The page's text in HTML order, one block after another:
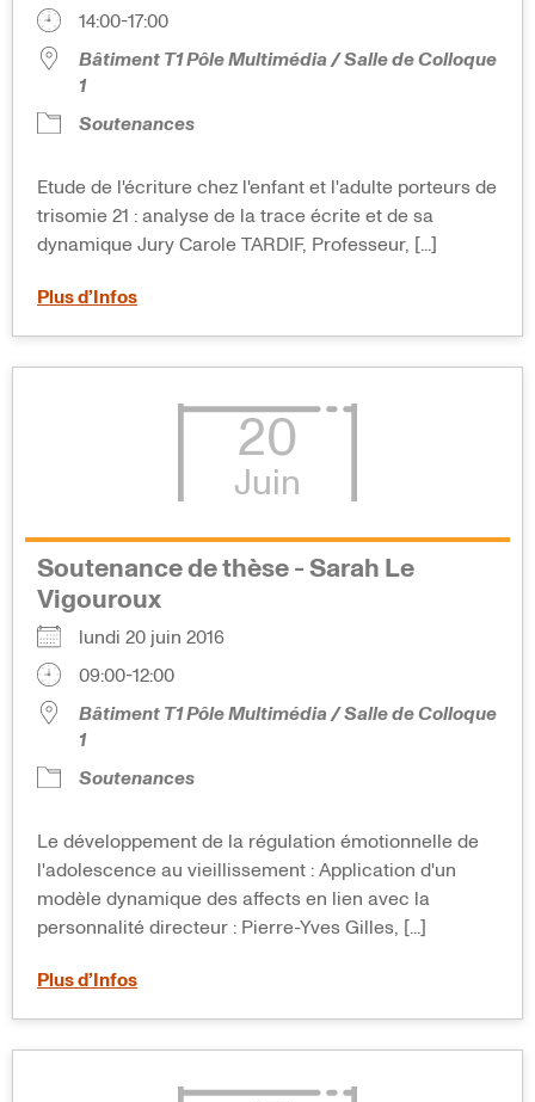
14:00-17:00
Bâtiment T1 Pôle Multimédia / Salle de Colloque
1
Soutenances
Etude de l'écriture chez l'enfant et l'adulte porteurs de
trisomie 21 : analyse de la trace écrite et de sa
dynamique Jury Carole TARDIF, Professeur, [...]
Plus d’Infos
20
Juin
Soutenance de thèse - Sarah Le
Vigouroux
lundi 20 juin 2016
09:00-12:00
Bâtiment T1 Pôle Multimédia / Salle de Colloque
1
Soutenances
Le développement de la régulation émotionnelle de
l'adolescence au vieillissement : Application d'un
modèle dynamique des affects en lien avec la
personnalité directeur : Pierre-Yves Gilles, [...]
Plus d’Infos